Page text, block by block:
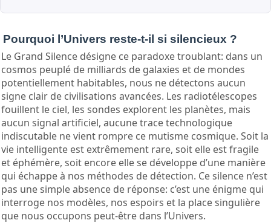
Pourquoi l’Univers reste-t-il si silencieux ?
Le Grand Silence désigne ce paradoxe troublant: dans un
cosmos peuplé de milliards de galaxies et de mondes
potentiellement habitables, nous ne détectons aucun
signe clair de civilisations avancées. Les radiotélescopes
fouillent le ciel, les sondes explorent les planètes, mais
aucun signal artificiel, aucune trace technologique
indiscutable ne vient rompre ce mutisme cosmique. Soit la
vie intelligente est extrêmement rare, soit elle est fragile
et éphémère, soit encore elle se développe d’une manière
qui échappe à nos méthodes de détection. Ce silence n’est
pas une simple absence de réponse: c’est une énigme qui
interroge nos modèles, nos espoirs et la place singulière
que nous occupons peut-être dans l’Univers.